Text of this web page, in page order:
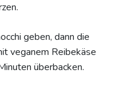
geben, dann die
veganem Reibekäse
überbacken.